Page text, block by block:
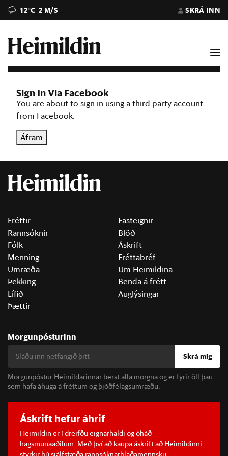
12°C 2 M/S SKRÁ INN
Sign In Via Facebook
You are about to sign in using a third party account
from Facebook.
Áfram
Fréttir
Rannsóknir
Fólk
Menning
Umræða
Þekking
Lífið
Þættir
Fasteignir
Blöð
Áskrift
Fréttabréf
Um Heimildina
Benda á frétt
Auglýsingar
Morgunpósturinn
Skrá mig
Morgunpóstur Heimildarinnar berst alla morgna og er fyrir öll þau
sem hafa áhuga á fréttum og þjóðfélagsumræðu.
Áskrift hefur áhrif
Heimildin er í dreifðu eignarhaldi og óháð
hagsmunaaðilum. Með því að kaupa áskrift að Heimildinni